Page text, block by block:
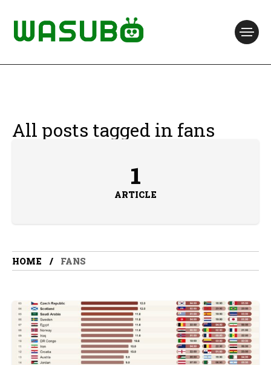
All posts tagged in fans
1
ARTICLE
HOME FANS